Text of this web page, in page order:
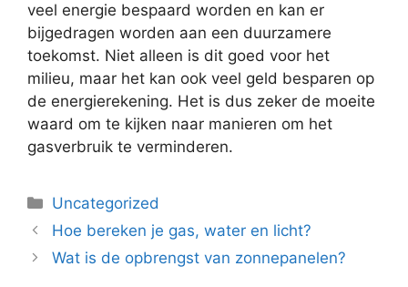
veel energie bespaard worden en kan er
bijgedragen worden aan een duurzamere
toekomst. Niet alleen is dit goed voor het
milieu, maar het kan ook veel geld besparen op
de energierekening. Het is dus zeker de moeite
waard om te kijken naar manieren om het
gasverbruik te verminderen.
Categorieën
Uncategorized
Hoe bereken je gas, water en licht?
Wat is de opbrengst van zonnepanelen?